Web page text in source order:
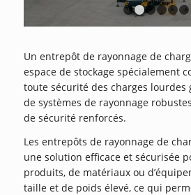
Un entrepôt de rayonnage de
espace de stockage spécialement
toute sécurité des charges lourdes
de systèmes de rayonnage
de sécurité renforcés.
Les entrepôts de rayonnage de
une solution efficace et sécurisée
produits, de matériaux ou
taille et de poids élevé, ce qui